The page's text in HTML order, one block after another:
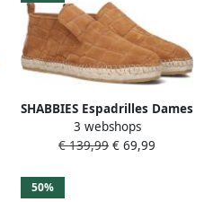
SHABBIES Espadrilles Dames
Elche Lofa Maat: 37
Materiaal: Suède Kleur:
3 webshops
€ 139,99 € 69,99
50%